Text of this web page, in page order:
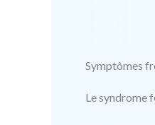
Symptômes
Le syndrome